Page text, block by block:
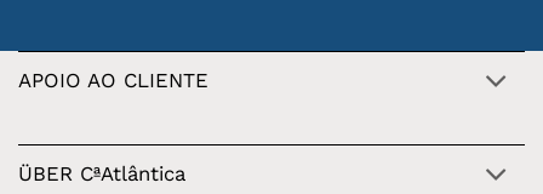
APOIO AO CLIENTE
ÜBER CªAtlântica